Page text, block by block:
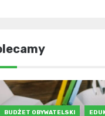
BUDŻET OBYWATELSKI